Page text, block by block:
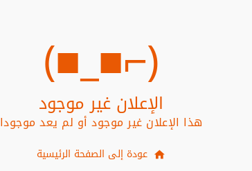
(⌐■_■)
الإعلان غير موجود
هذا الإعلان غير موجود أو لم يعد موجودا
عودة إلى الصفحة الرئيسية